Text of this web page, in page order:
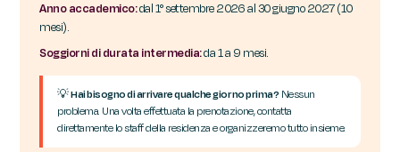
Anno accademico:dal 1° settembre 2026 al 30 giugno 2027 (10
mesi).
Soggiorni di durata intermedia:da 1 a 9 mesi.
💡Hai bisogno di arrivare qualche giorno prima? Nessun
problema. Una volta effettuata la prenotazione, contatta
direttamente lo staff della residenza e organizzeremo tutto insieme.